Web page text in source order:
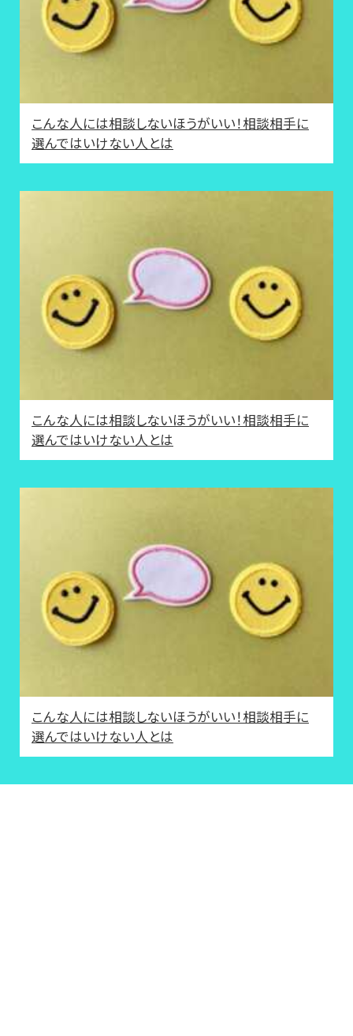
こんな人には相談しないほうがいい！相談相手に
選んではいけない人とは
こんな人には相談しないほうがいい！相談相手に
選んではいけない人とは
こんな人には相談しないほうがいい！相談相手に
選んではいけない人とは